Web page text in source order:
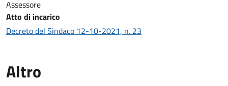
Assessore
Atto di incarico
Decreto del Sindaco 12-10-2021, n. 23
Altro